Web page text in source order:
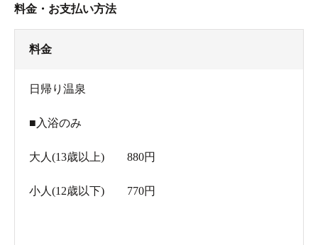
券売機は現金のみ。
料金・お支払い方法
料金
日帰り温泉
■入浴のみ
大人(13歳以上) 880円
小人(12歳以下) 770円